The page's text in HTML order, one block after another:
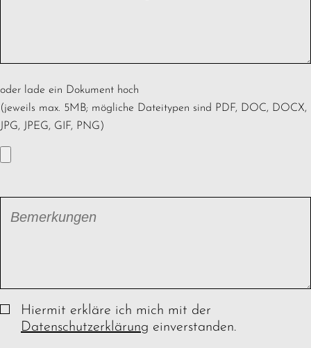
oder lade ein Dokument hoch
(jeweils max. 5MB; mögliche Dateitypen sind PDF, DOC, DOCX,
JPG, JPEG, GIF, PNG)
Bemerkungen
Hiermit erkläre ich mich mit der
Datenschutzerklärung einverstanden.